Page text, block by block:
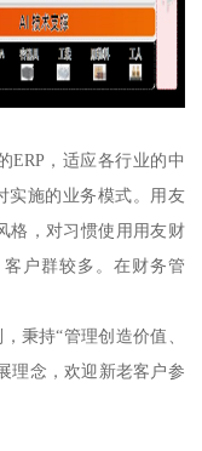
ERP，适应各行业的中
实施的业务模式。用友
格，对习惯使用用友财
户群较多。在财务管
秉持“管理创造价值、
理念，欢迎新老客户参